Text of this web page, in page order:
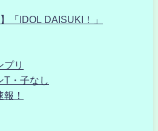
「IDOL DAISUKI！」
プリ
・子なし
！